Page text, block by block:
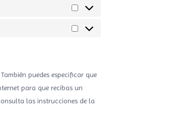
Estadísticas
Marketing
puedes especificar que
para que recibas un
las instrucciones de la